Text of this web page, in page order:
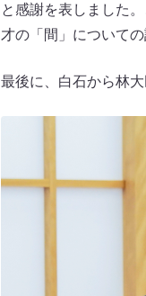
と感謝を表しました
才の「間」について
最後に、白石から林